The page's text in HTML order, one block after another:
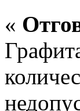
«